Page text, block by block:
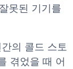
못된 기기를
의 콜드 스토
겪었을 때 어